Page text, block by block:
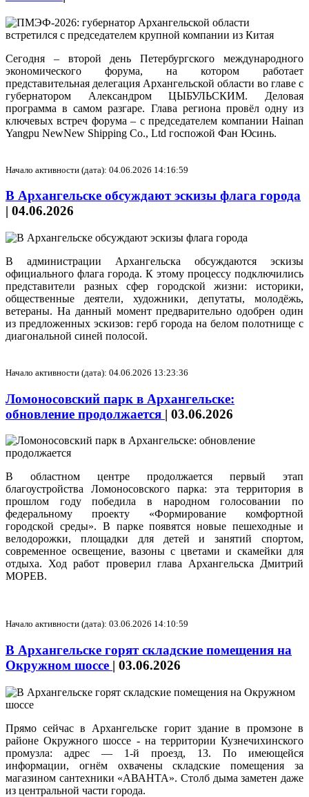
Сегодня – второй день Петербургского международного
экономического форума, на котором работает
представительная делегация Архангельской области во главе с
губернатором Александром ЦЫБУЛЬСКИМ. Деловая
программа в самом разгаре. Глава региона провёл одну из
ключевых встреч форума – с председателем компании Hainan
Yangpu NewNew Shipping Co., Ltd госпожой Фан Юсинь.
Начало активности (дата): 04.06.2026 14:16:59
В Архангельске обсуждают эскизы флага города
| 04.06.2026
В администрации Архангельска обсуждаются эскизы
официального флага города. К этому процессу подключились
представители разных сфер городской жизни: историки,
общественные деятели, художники, депутаты, молодёжь,
ветераны. На данный момент предварительно одобрен один
из предложенных эскизов: герб города на белом полотнище с
диагональной синей полосой.
Начало активности (дата): 04.06.2026 13:23:36
Ломоносовский парк в Архангельске:
обновление продолжается | 03.06.2026
В областном центре продолжается первый этап
благоустройства Ломоносовского парка: эта территория в
прошлом году победила в народном голосовании по
федеральному проекту «Формирование комфортной
городской среды». В парке появятся новые пешеходные и
велодорожки, площадки для детей и занятий спортом,
современное освещение, вазоны с цветами и скамейки для
отдыха. Ход работ проверил глава Архангельска Дмитрий
МОРЕВ.
Начало активности (дата): 03.06.2026 14:10:59
В Архангельске горят складские помещения на
Окружном шоссе | 03.06.2026
Прямо сейчас в Архангельске горит здание в промзоне в
районе Окружного шоссе - на территории Кузнечихинского
промузла: адрес — 1‑й проезд, 13. По имеющейся
информации, огнём охвачены складские помещения за
магазином сантехники «АВАНТА». Столб дыма заметен даже
из центральной части города.